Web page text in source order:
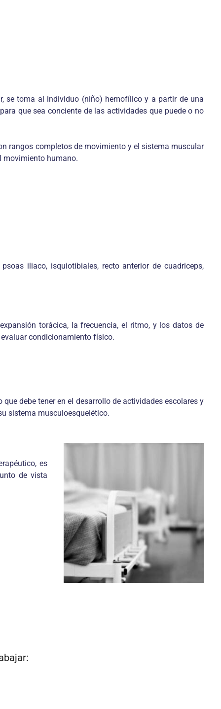
se toma al individuo (niño) hemofílico y a partir de una
que sea conciente de las actividades que puede o no
rangos completos de movimiento y el sistema muscular
movimiento humano.
iliaco, isquiotibiales, recto anterior de cuadriceps,
torácica, la frecuencia, el ritmo, y los datos de
condicionamiento físico.
debe tener en el desarrollo de actividades escolares y
sistema musculoesquelético.
es
de vista